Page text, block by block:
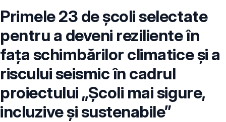
Primele 23 de școli selectate
pentru a deveni reziliente în
fața schimbărilor climatice și a
riscului seismic în cadrul
proiectului „Școli mai sigure,
incluzive și sustenabile”